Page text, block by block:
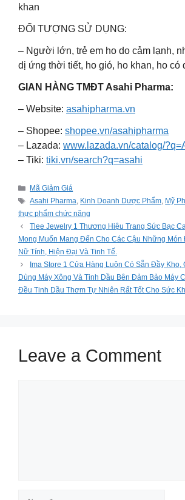
khan
ĐỐI TƯỢNG SỬ DỤNG:
– Người lớn, trẻ em ho do cảm lạnh,
dị ứng thời tiết, ho gió, ho khan, ho có
GIAN HÀNG TMĐT Asahi Pharma:
– Website: asahipharma.vn
– Shopee: shopee.vn/asahipharma
– Lazada: www.lazada.vn/catalog/
– Tiki: tiki.vn/search?q=asahi
Categories
Mã Giảm Giá
Tags
Asahi Pharma, Kinh Doanh Dược Phẩm, Mỹ
thực phẩm chức năng
Tlee Jewelry 1 Thương Hiệu Trang Sức Bạc
Mong Muốn Mang Đến Cho Các Cậu Những Món
Nữ Tính, Hiện Đại Và Tinh Tế.
Ima Store 1 Cửa Hàng Luôn Có Sẵn Đầy Kho,
Dùng Máy Xông Và Tinh Dầu Bên Đảm Bảo Máy
Đều Tinh Dầu Thơm Tự Nhiên Rất Tốt Cho Sức
Leave a Comment